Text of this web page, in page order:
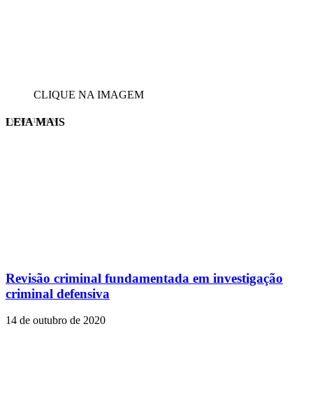
CLIQUE NA IMAGEM
EVINIS TALON
LEIA MAIS
Revisão criminal fundamentada em investigação
criminal defensiva
14 de outubro de 2020